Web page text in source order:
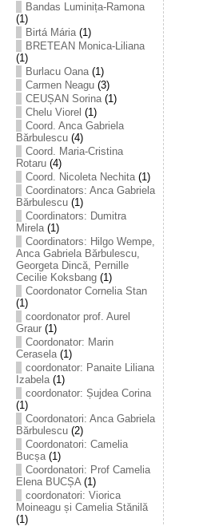
Bandas Luminița-Ramona
(1)
Birtá Mária(1)
BRETEAN Monica-Liliana
(1)
Burlacu Oana(1)
Carmen Neagu(3)
CEUȘAN Sorina(1)
Chelu Viorel (1)
Coord. Anca Gabriela
Bărbulescu(4)
Coord. Maria-Cristina
Rotaru(4)
Coord. Nicoleta Nechita(1)
Coordinators: Anca Gabriela
Bărbulescu(1)
Coordinators: Dumitra
Mirela(1)
Coordinators: Hilgo Wempe,
Anca Gabriela Bărbulescu,
Georgeta Dincă, Pernille
Cecilie Koksbang(1)
Coordonator Cornelia Stan
(1)
coordonator prof. Aurel
Graur(1)
Coordonator: Marin
Cerasela(1)
coordonator: Panaite Liliana
Izabela(1)
coordonator: Șujdea Corina
(1)
Coordonatori: Anca Gabriela
Bărbulescu(2)
Coordonatori: Camelia
Bucșa(1)
Coordonatori: Prof Camelia
Elena BUCȘA(1)
coordonatori: Viorica
Moineagu și Camelia Stănilă
(1)